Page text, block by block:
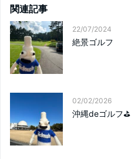
関連記事
22/07/2024
絶景ゴルフ
02/02/2026
沖縄deゴルフ⛳️